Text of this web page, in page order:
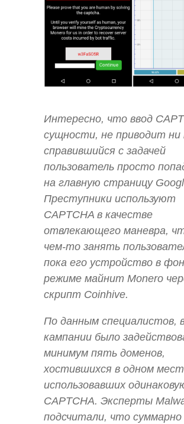
Интересно, что ввод
сущности, не приводит ни
справившийся с задачей
пользователь просто
на главную страницу
Преступники используют
CAPTCHA в качестве
отвлекающего маневра,
чем-то занять
пока его устройство в
режиме майнит Monero
скрипт Coinhive.
По данным специалистов,
кампании было
минимум пять доменов,
хостившихся в одном
использовавших
CAPTCHA. Эксперты
подсчитали, что суммарно